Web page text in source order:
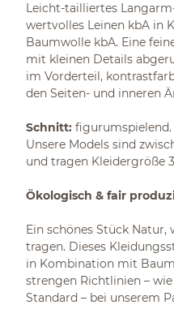
Leicht-tailliertes
wertvolles Leinen kbA in
Baumwolle kbA. Eine
mit kleinen Details
im Vorderteil,
den Seiten- und inneren
Schnitt: figurumspielend.
Unsere Models sind
und tragen Kleidergröße
Ökologisch & fair
Ein schönes Stück
tragen. Dieses
in Kombination mit
strengen Richtlinien –
Standard – bei unserem